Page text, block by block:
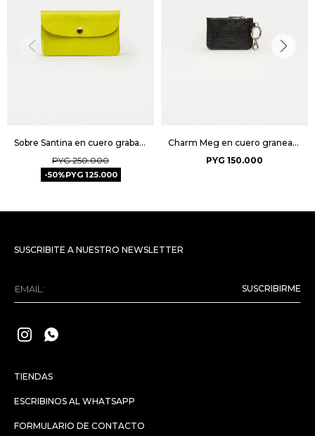
Sobre Santina en cuero grabado saffiano - Lima
PYG 250.000
50 PYG 125.000
Charm Meg en cuero graneado - Negro
PYG 150.000
TIENDAS
ESCRIBINOS AL WHATSAPP
FORMULARIO DE CONTACTO
SUSCRIBITE A NUESTRO NEWSLETTER
SUSCRIBIRME
 